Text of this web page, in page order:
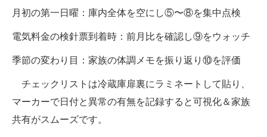
月初の第一日曜：庫内全体を空にし⑤〜⑧を集中点検
電気料金の検針票到着時：前月比を確認し⑨をウォッチ
季節の変わり目：家族の体調メモを振り返り⑩を評価
チェックリストは冷蔵庫扉裏にラミネートして貼り、
マーカーで日付と異常の有無を記録すると可視化＆家族
共有がスムーズです。